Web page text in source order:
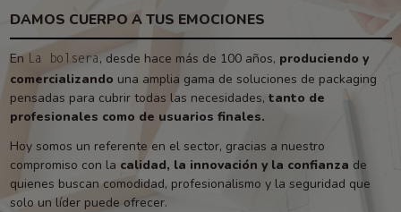
DAMOS CUERPO A TUS EMOCIONES
En La bolsera , desde hace más de 100 años, produciendo y
comercializando una amplia gama de soluciones de packaging
pensadas para cubrir todas las necesidades, tanto de
profesionales como de usuarios finales.
Hoy somos un referente en el sector, gracias a nuestro
compromiso con la calidad, la innovación y la confianza de
quienes buscan comodidad, profesionalismo y la seguridad que
solo un líder puede ofrecer.